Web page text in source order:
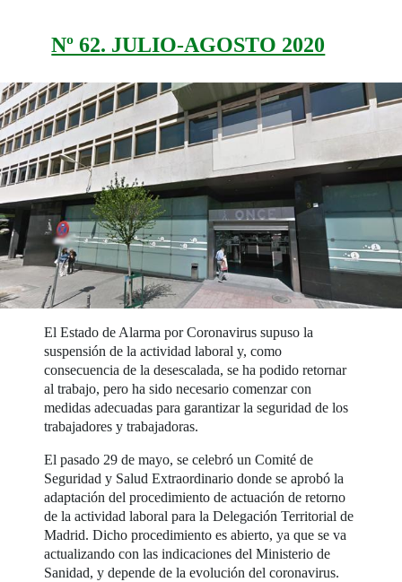
Nº 62. JULIO-AGOSTO 2020
El Estado de Alarma por Coronavirus supuso la
suspensión de la actividad laboral y, como
consecuencia de la desescalada, se ha podido retornar
al trabajo, pero ha sido necesario comenzar con
medidas adecuadas para garantizar la seguridad de los
trabajadores y trabajadoras.
El pasado 29 de mayo, se celebró un Comité de
Seguridad y Salud Extraordinario donde se aprobó la
adaptación del procedimiento de actuación de retorno
de la actividad laboral para la Delegación Territorial de
Madrid. Dicho procedimiento es abierto, ya que se va
actualizando con las indicaciones del Ministerio de
Sanidad, y depende de la evolución del coronavirus.